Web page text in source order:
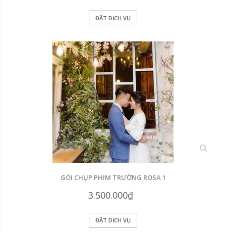
ĐẶT DỊCH VỤ
xem
GÓI CHỤP PHIM TRƯỜNG ROSA 1
3.500.000₫
ĐẶT DỊCH VỤ